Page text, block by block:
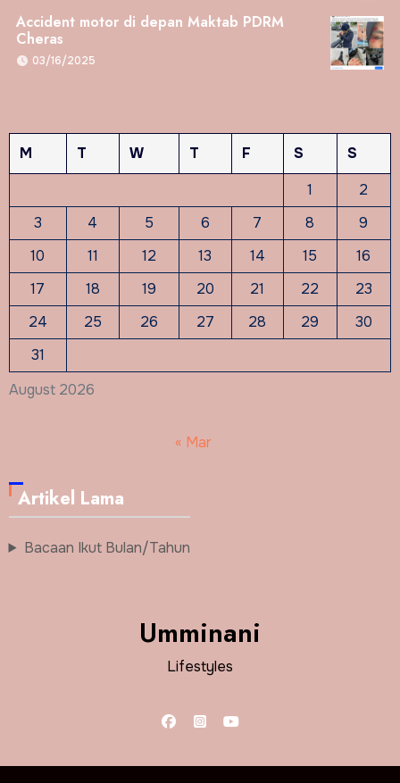
Accident motor di depan Maktab PDRM
Cheras
03/16/2025
August 2026
M T W T F S
S
1
2
3
4 5 6 7 8
9
10
11 12 13 14 15
16
17
18 19 20 21 22
23
24
25 26 27 28 29
30
31
« Mar
Artikel Lama
Bacaan Ikut Bulan/Tahun
Umminani
Lifestyles